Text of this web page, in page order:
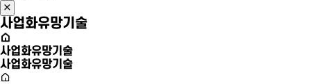
사업화유망기술
사업화유망기술
사업화유망기술